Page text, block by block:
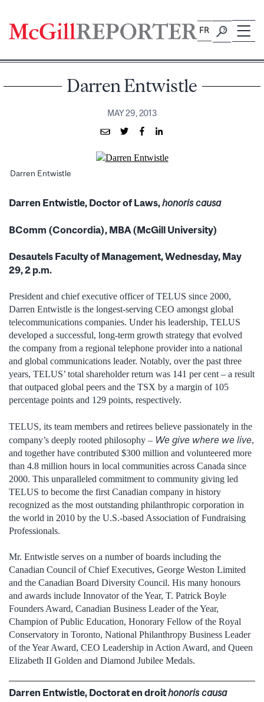
content
FR
Darren Entwistle
MAY 29, 2013
Darren Entwistle
Darren Entwistle, Doctor of Laws,honoris causa
BComm (Concordia), MBA (McGill University)
Desautels Faculty of Management, Wednesday, May
29, 2 p.m.
President and chief executive officer of TELUS since 2000,
Darren Entwistle is the longest-serving CEO amongst global
telecommunications companies. Under his leadership, TELUS
developed a successful, long-term growth strategy that evolved
the company from a regional telephone provider into a national
and global communications leader. Notably, over the past three
years, TELUS’ total shareholder return was 141 per cent – a result
that outpaced global peers and the TSX by a margin of 105
percentage points and 129 points, respectively.
TELUS, its team members and retirees believe passionately in the
company’s deeply rooted philosophy – We give where we live,
and together have contributed $300 million and volunteered more
than 4.8 million hours in local communities across Canada since
2000. This unparalleled commitment to community giving led
TELUS to become the first Canadian company in history
recognized as the most outstanding philanthropic corporation in
the world in 2010 by the U.S.-based Association of Fundraising
Professionals.
Mr. Entwistle serves on a number of boards including the
Canadian Council of Chief Executives, George Weston Limited
and the Canadian Board Diversity Council. His many honours
and awards include Innovator of the Year, T. Patrick Boyle
Founders Award, Canadian Business Leader of the Year,
Champion of Public Education, Honorary Fellow of the Royal
Conservatory in Toronto, National Philanthropy Business Leader
of the Year Award, CEO Leadership in Action Award, and Queen
Elizabeth II Golden and Diamond Jubilee Medals.
Darren Entwistle, Doctorat en droithonoris causa